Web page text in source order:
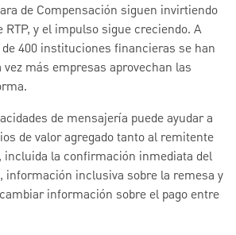
de Compensación siguen invirtiendo
y el impulso sigue creciendo. A
400 instituciones financieras se han
vez más empresas aprovechan las
de mensajería puede ayudar a
de valor agregado tanto al remitente
incluida la confirmación inmediata del
información inclusiva sobre la remesa y
información sobre el pago entre